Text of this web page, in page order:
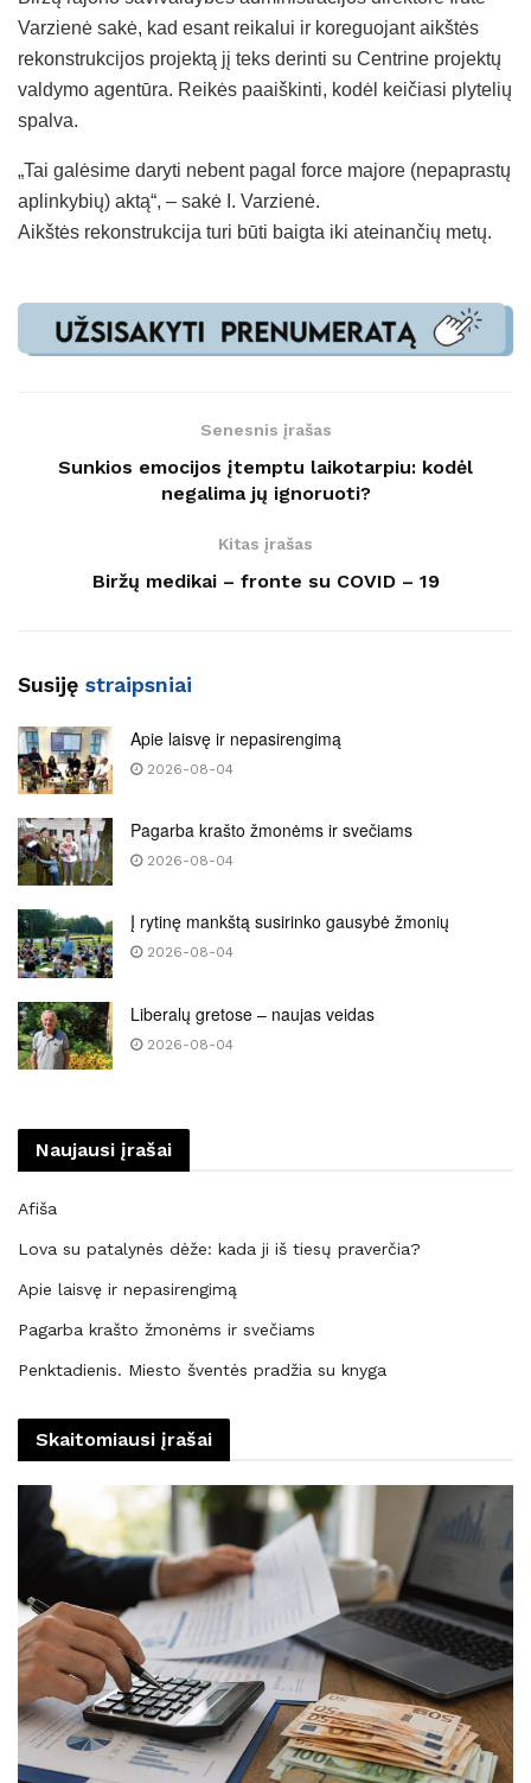
Varzienė sakė, kad esant reikalui ir koreguojant aikštės
rekonstrukcijos projektą jį teks derinti su Centrine projektų
valdymo agentūra. Reikės paaiškinti, kodėl keičiasi plytelių
spalva.
„Tai galėsime daryti nebent pagal force majore (nepaprastų
aplinkybių) aktą“, – sakė I. Varzienė.
Aikštės rekonstrukcija turi būti baigta iki ateinančių metų.
Senesnis įrašas
Sunkios emocijos įtemptu laikotarpiu: kodėl
negalima jų ignoruoti?
Kitas įrašas
Biržų medikai – fronte su COVID – 19
Susiję straipsniai
Apie laisvę ir nepasirengimą
2026-08-04
Pagarba krašto žmonėms ir svečiams
2026-08-04
Į rytinę mankštą susirinko gausybė žmonių
2026-08-04
Liberalų gretose – naujas veidas
2026-08-04
Naujausi įrašai
Afiša
Lova su patalynės dėže: kada ji iš tiesų praverčia?
Apie laisvę ir nepasirengimą
Pagarba krašto žmonėms ir svečiams
Penktadienis. Miesto šventės pradžia su knyga
Skaitomiausi įrašai